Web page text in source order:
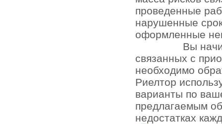
проведенные
нарушенные
оформленные
Вы
связанных с
необходимо
Риелтор
варианты по
предлагаемым
недостатках